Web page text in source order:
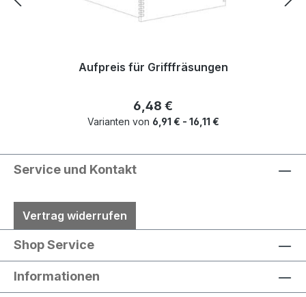
Aufpreis für Grifffräsungen
Regulärer Preis:
6,48 €
Varianten von 6,91 € - 16,11 €
Service und Kontakt
Vertrag widerrufen
Shop Service
Informationen